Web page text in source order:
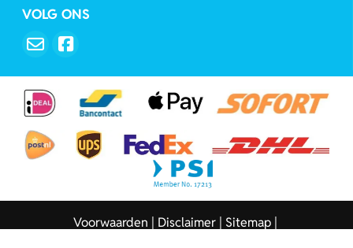
VOLG ONS
Voorwaarden Disclaimer
Sitemap